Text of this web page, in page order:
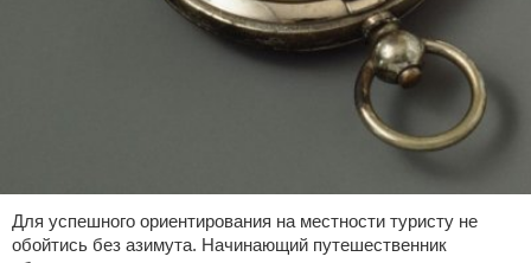
Для успешного ориентирования на местности туристу не
обойтись без азимута. Начинающий путешественник